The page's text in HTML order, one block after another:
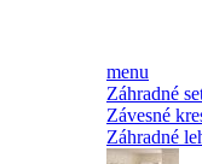
menu
Záhradné
Závesné
Záhradné